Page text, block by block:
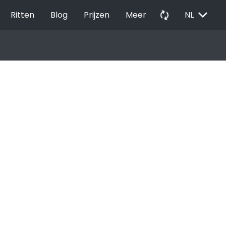
Ritten Blog Prijzen Meer autorenew NL EXPAND_MORE